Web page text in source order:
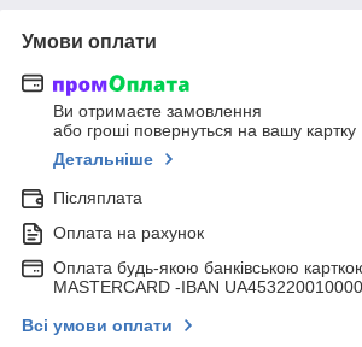
Умови оплати
Ви отримаєте замовлення
або гроші повернуться на вашу картку
Детальніше
Післяплата
Оплата на рахунок
Оплата будь-якою банківською
MASTERCARD -IBAN
Всі умови оплати